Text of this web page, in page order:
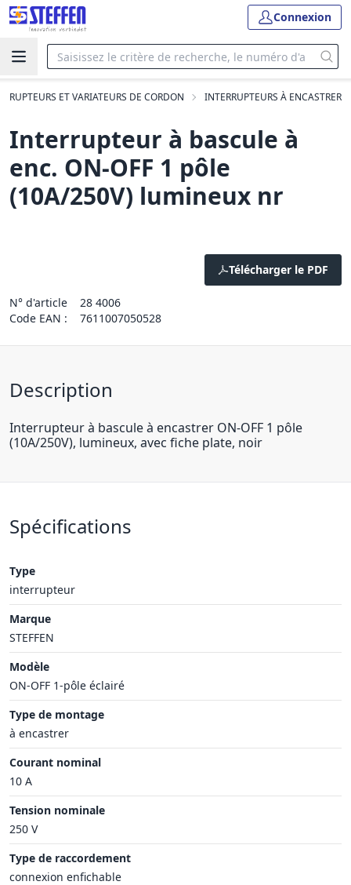
Connexion
ET VARIATEURS DE CORDON INTERRUPTEURS À ENCASTRER
Interrupteur à bascule à
enc. ON-OFF 1 pôle
(10A/250V) lumineux nr
Télécharger le PDF
N° d'article
28 4006
Code EAN :
7611007050528
Description
Interrupteur à bascule à encastrer ON-OFF 1 pôle
(10A/250V), lumineux, avec fiche plate, noir
Spécifications
Type
interrupteur
Marque
STEFFEN
Modèle
ON-OFF 1-pôle éclairé
Type de montage
à encastrer
Courant nominal
10 A
Tension nominale
250 V
Type de raccordement
connexion enfichable